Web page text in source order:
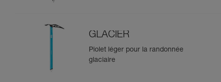
GLACIER
Piolet léger pour la randonnée
glaciaire